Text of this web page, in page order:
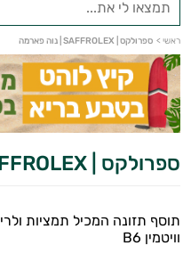
ראשי > ספרולקס | SAFFROLEX | נוה פארמה
ספרולקס | SAFFROLEX | נוה פארמה
תוסף תזונה המכיל תמציות
וויטמין B6
יועץ בריאות אישי AI